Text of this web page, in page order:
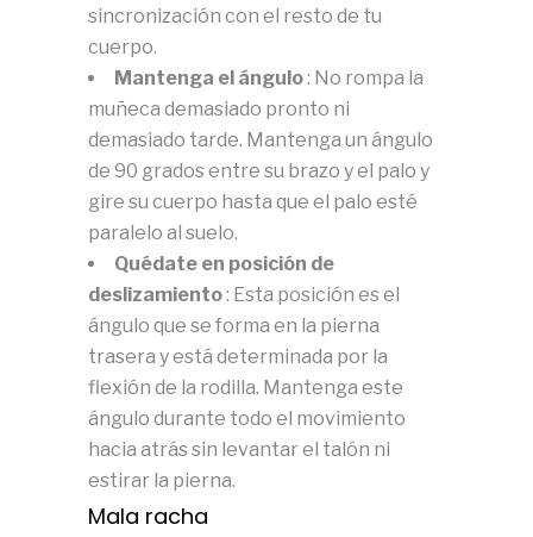
sincronización con el resto de tu
cuerpo.
Mantenga el ángulo: No rompa la
muñeca demasiado pronto ni
demasiado tarde. Mantenga un ángulo
de 90 grados entre su brazo y el palo y
gire su cuerpo hasta que el palo esté
paralelo al suelo.
Quédate en posición de
deslizamiento: Esta posición es el
ángulo que se forma en la pierna
trasera y está determinada por la
flexión de la rodilla. Mantenga este
ángulo durante todo el movimiento
hacia atrás sin levantar el talón ni
estirar la pierna.
Mala racha